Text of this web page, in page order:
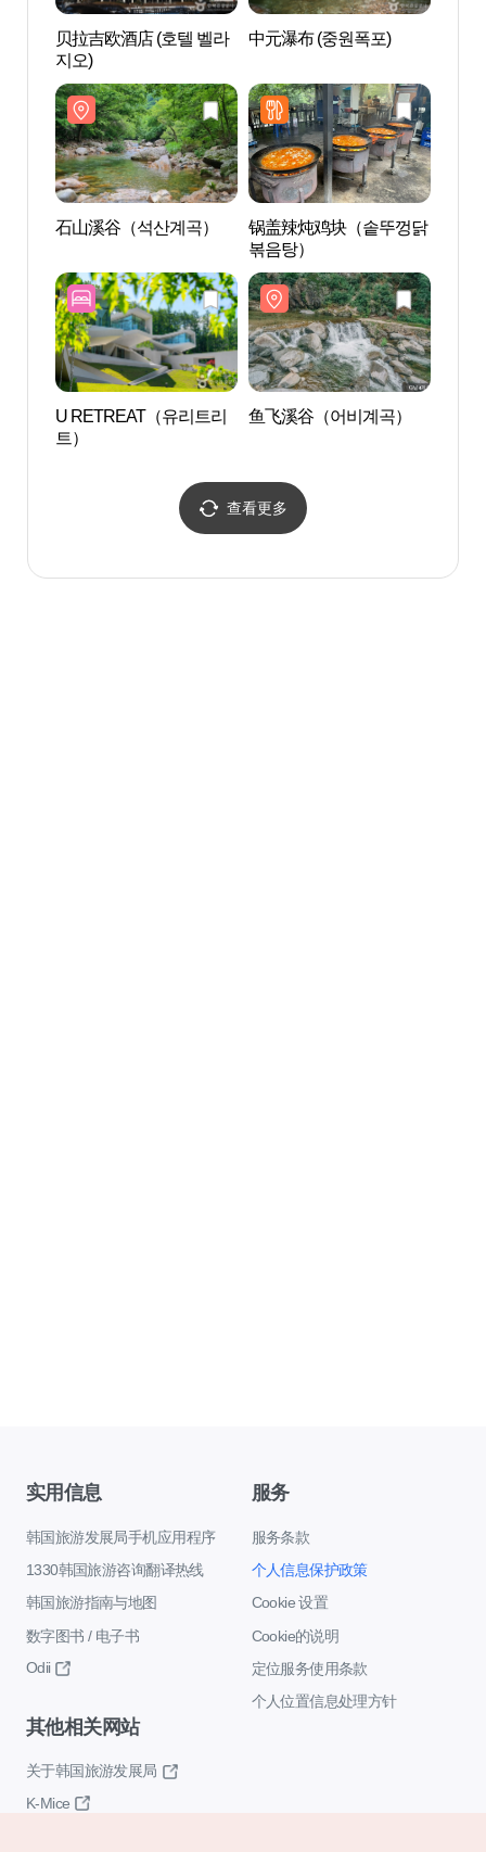
贝拉吉欧酒店 (호텔 벨라
지오)
中元瀑布 (중원폭포)
石山溪谷（석산계곡）
锅盖辣炖鸡块（솥뚜껑닭
볶음탕）
U RETREAT（유리트리
트）
鱼飞溪谷（어비계곡）
查看更多
实用信息
韩国旅游发展局手机应用程序
1330韩国旅游咨询翻译热线
韩国旅游指南与地图
数字图书 / 电子书
Odii
服务
服务条款
个人信息保护政策
Cookie 设置
Cookie的说明
定位服务使用条款
个人位置信息处理方针
其他相关网站
关于韩国旅游发展局
K-Mice